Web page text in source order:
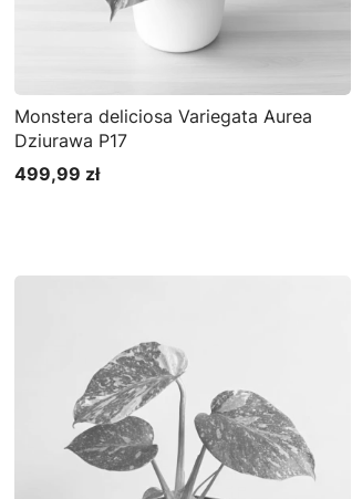
Monstera deliciosa Variegata Aurea
Dziurawa P17
Cena
499,99 zł